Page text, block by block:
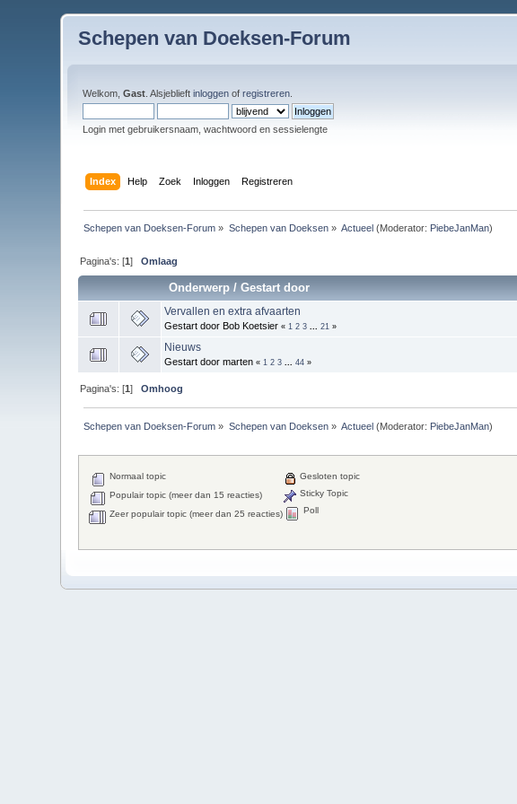
Schepen van Doeksen-Forum
Welkom,Gast . Alsjeblieftinloggen ofregistreren
Login met gebruikersnaam, wachtwoord en sessielengte
Index Help Zoek Inloggen Registreren
Schepen van Doeksen-Forum » Schepen van Doeksen» Actueel (Moderator: PiebeJanMan)
Pagina's: [1]Omlaag
Onderwerp /Gestart door
Vervallen en extra afvaarten
Gestart door Bob Koetsier« 1 2 3 ...21 »
Nieuws
Gestart door marten« 1 2 3 ...44 »
Pagina's: [1]Omhoog
Schepen van Doeksen-Forum » Schepen van Doeksen» Actueel (Moderator: PiebeJanMan)
Normaal topic
Populair topic (meer dan 15 reacties)
Zeer populair topic (meer dan 25 reacties)
Gesloten topic
Sticky Topic
Poll